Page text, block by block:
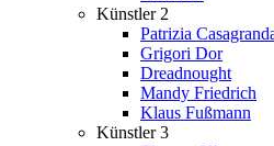
Künstler 2
Patrizia Casagranda
Grigori Dor
Dreadnought
Mandy Friedrich
Klaus Fußmann
Künstler 3